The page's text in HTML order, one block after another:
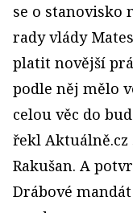
se o stanovisko
rady vlády
platit novější
podle něj mělo
celou věc do
řekl Aktuálně.cz
Rakušan. A
Drábové